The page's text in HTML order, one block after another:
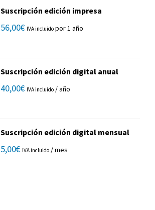
Suscripción edición impresa
56,00€ IVA incluido por 1 año
Suscripción edición digital anual
40,00€ IVA incluido / año
Suscripción edición digital mensual
5,00€ IVA incluido / mes